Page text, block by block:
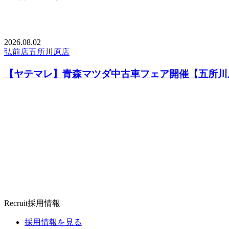
2026.08.02
弘前店五所川原店
【ヤテマレ】青森マツダ中古車フェア開催【五所
Recruit採用情報
採用情報を見る